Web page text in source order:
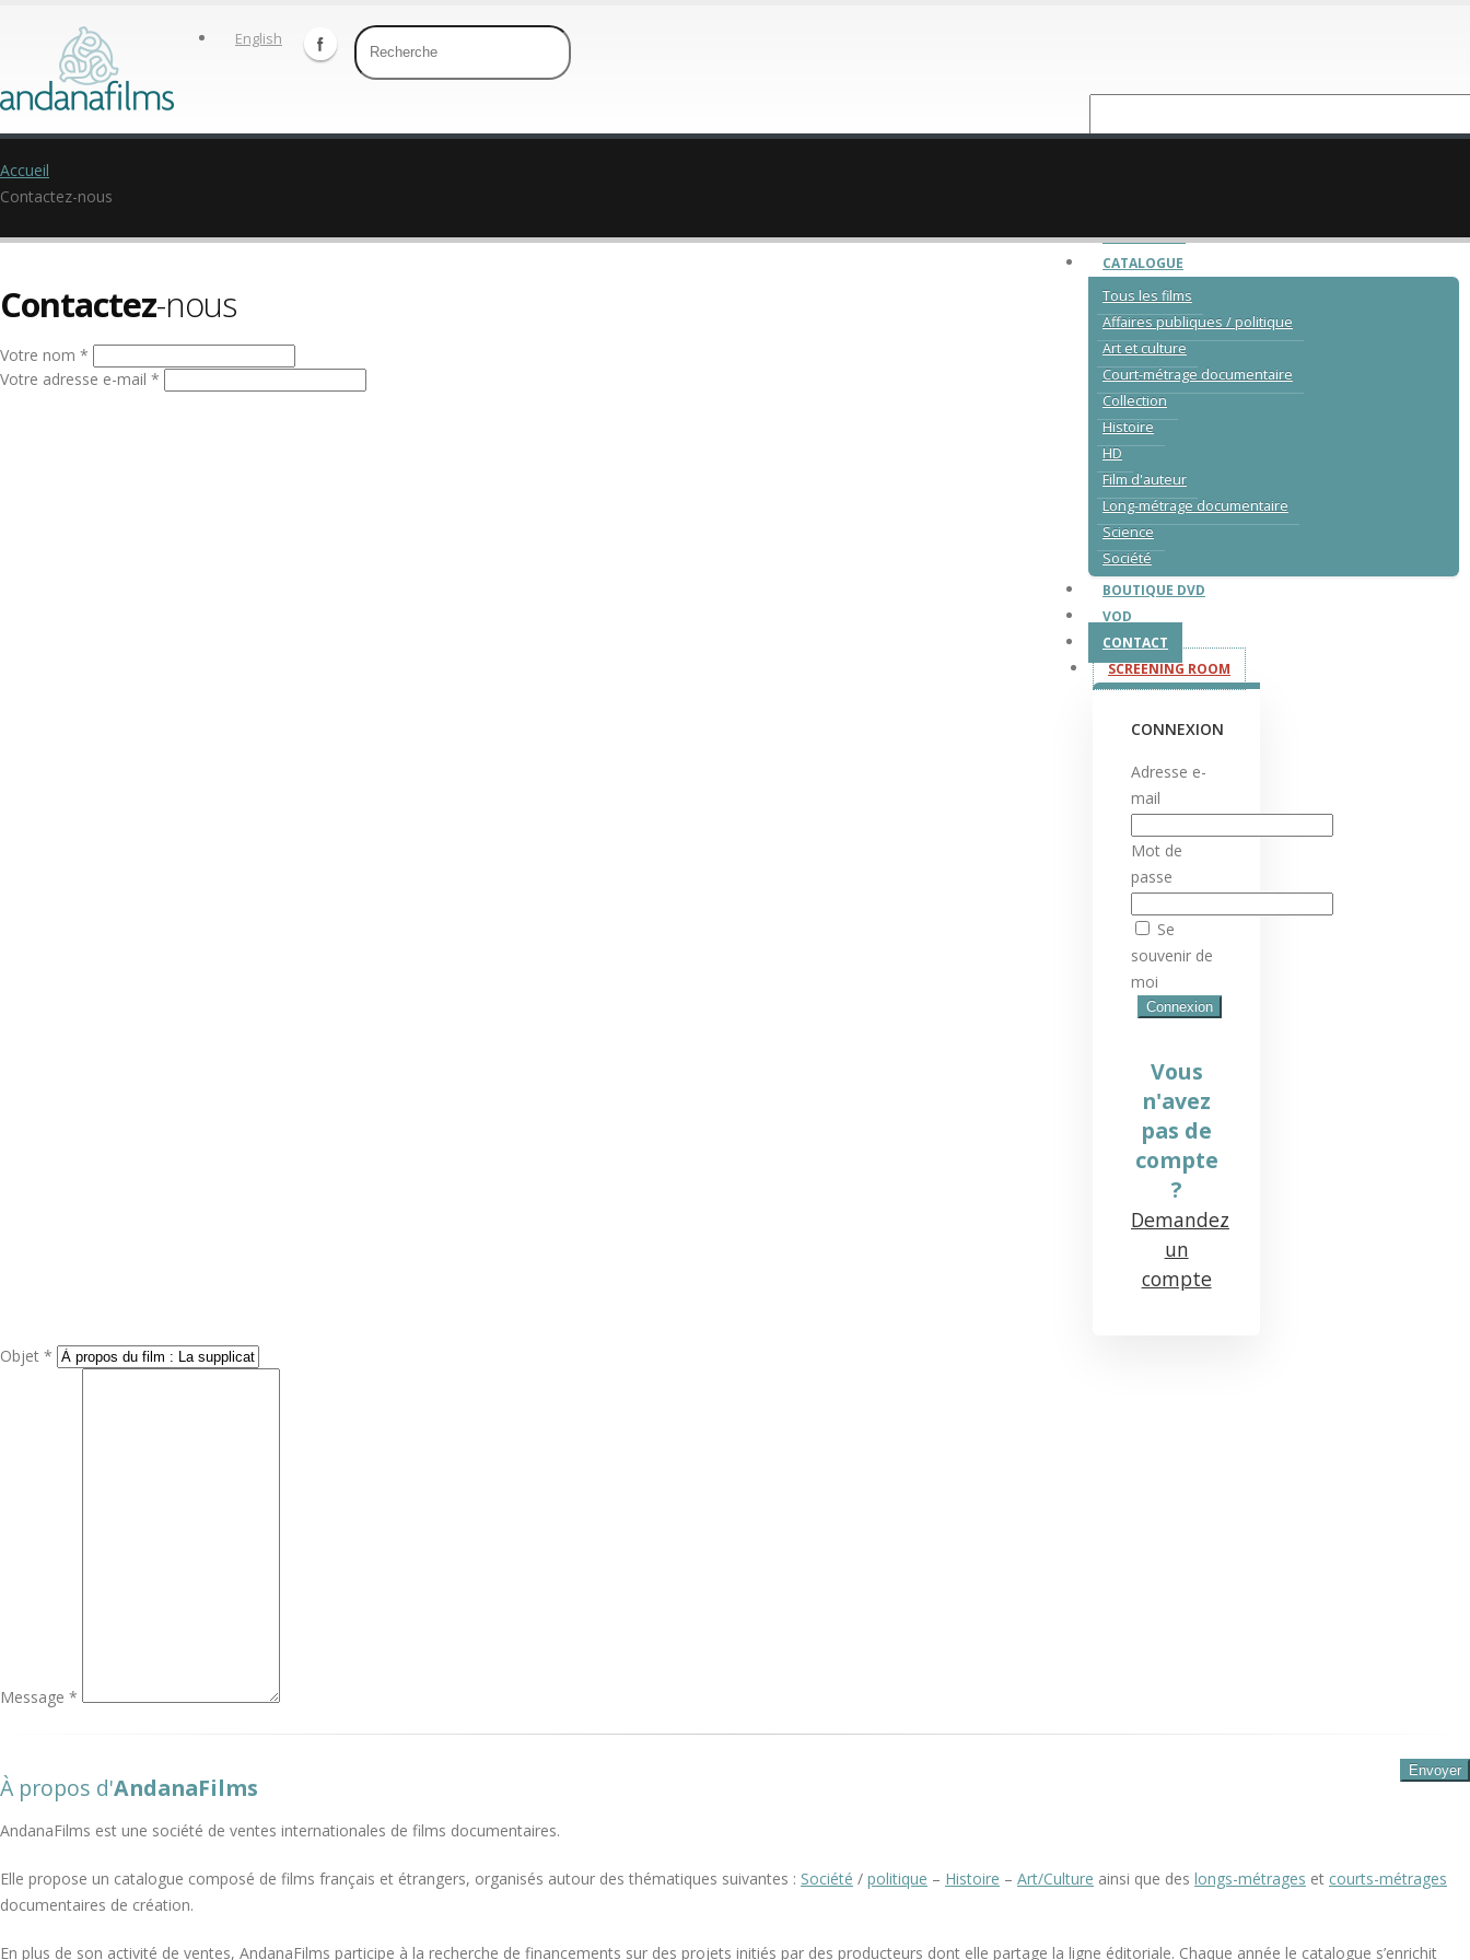
English
NOUVEAUTÉ
CATALOGUE
Tous les films
Affaires publiques / politique
Art et culture
Court-métrage documentaire
Collection
Histoire
HD
Film d'auteur
Long-métrage documentaire
Science
Société
BOUTIQUE DVD
VOD
CONTACT
SCREENING ROOM
CONNEXION
Adresse e-
mail
Mot de
passe
Se
souvenir de
moi
Vous
n'avez
pas de
compte
?
Demandez
un
compte
Accueil
Contactez-nous
Contactez-nous
Votre nom *
Votre adresse e-mail *
Objet *
Message *
À propos d'AndanaFilms
AndanaFilms est une société de ventes internationales de films documentaires.
Elle propose un catalogue composé de films français et étrangers, organisés autour des thématiques suivantes : Société / politique – Histoire – Art/Culture ainsi que des longs-métrages et courts-métrages
documentaires de création.
En plus de son activité de ventes, AndanaFilms participe à la recherche de financements sur des projets initiés par des producteurs dont elle partage la ligne éditoriale. Chaque année le catalogue s’enrichit